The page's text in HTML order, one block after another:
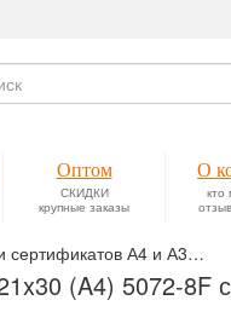
Оптом
СКИДКИ
крупные заказы
О
кто
сертификатов А4 и А3
(A4) 5072-